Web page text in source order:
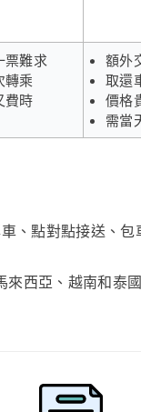
票難求
轉乘
費時
額外
取還
價格
需當
、點對點接送、
西亞、越南和泰